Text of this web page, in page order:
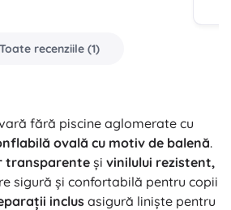
Toate recenziile (1)
fără piscine aglomerate cu
ovală cu motiv de balenă.
transparenteși vinilului rezistent,
sigură și confortabilă pentru copii
inclusasigură liniște pentru